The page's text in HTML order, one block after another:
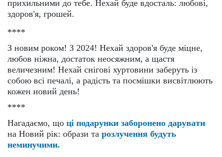
прихильними до тебе. Нехай буде вдосталь: любові,
здоров'я, грошей.
****
З новим роком! З 2024! Нехай здоров'я буде міцне,
любов ніжна, достаток неосяжним, а щастя
величезним! Нехай снігові хуртовини заберуть із
собою всі печалі, а радість та посмішки висвітлюють
кожен новий день!
****
Нагадаємо, що ці подарунки заборонено дарувати
на Новий рік: образи та розлучення будуть
неминучими.